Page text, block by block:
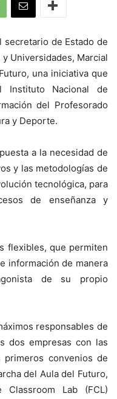
secretario de Estado de
Universidades, Marcial
una iniciativa que
Nacional de
del Profesorado
y Deporte.
a la necesidad de
y las metodologías de
tecnológica, para
de enseñanza y
flexibles, que permiten
información de manera
de su propio
responsables de
dos empresas con las
convenios de
del Aula del Futuro,
Lab (FCL)